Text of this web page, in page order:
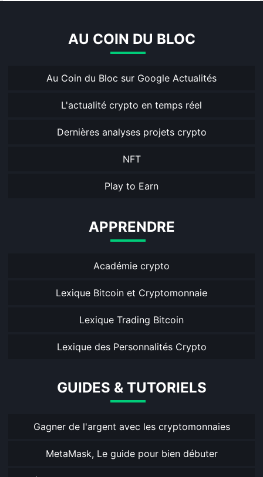
AU COIN DU BLOC
Au Coin du Bloc sur Google Actualités
L'actualité crypto en temps réel
Dernières analyses projets crypto
NFT
Play to Earn
APPRENDRE
Académie crypto
Lexique Bitcoin et Cryptomonnaie
Lexique Trading Bitcoin
Lexique des Personnalités Crypto
GUIDES & TUTORIELS
Gagner de l'argent avec les cryptomonnaies
MetaMask, Le guide pour bien débuter